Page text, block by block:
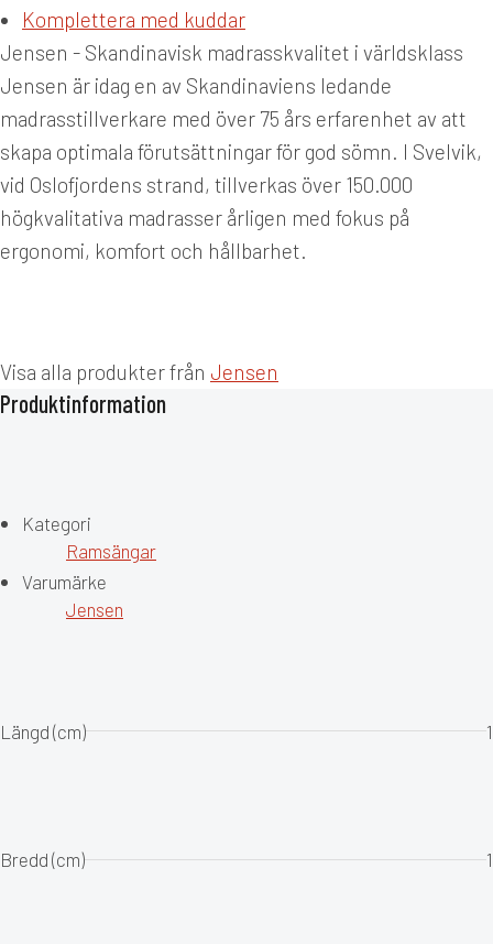
Komplettera med kuddar
Jensen - Skandinavisk madrasskvalitet i världsklass
Jensen är idag en av Skandinaviens ledande
madrasstillverkare med över 75 års erfarenhet av att
skapa optimala förutsättningar för god sömn. I Svelvik,
vid Oslofjordens strand, tillverkas över 150.000
högkvalitativa madrasser årligen med fokus på
ergonomi, komfort och hållbarhet.
Visa alla produkter från Jensen
Produktinformation
Kategori
Ramsängar
Varumärke
Jensen
Längd (cm) 1
Bredd (cm) 1